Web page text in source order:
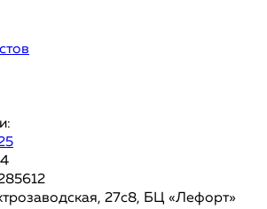
27с8, БЦ «Лефорт»